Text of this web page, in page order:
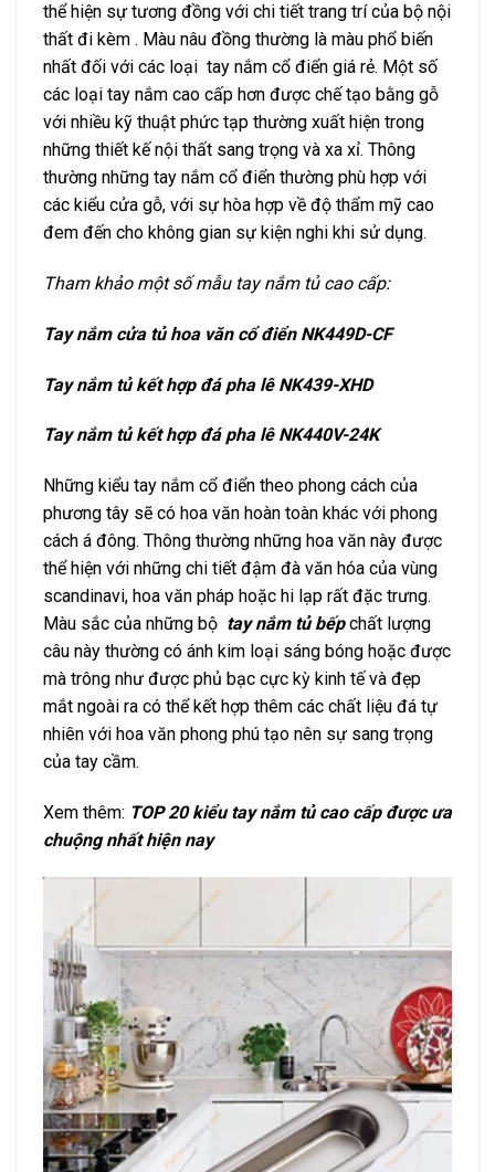
thể hiện sự tương đồng với chi tiết trang trí của bộ nội
thất đi kèm . Màu nâu đồng thường là màu phổ biến
nhất đối với các loại tay nắm cổ điển giá rẻ. Một số
các loại tay nắm cao cấp hơn được chế tạo bằng gỗ
với nhiều kỹ thuật phức tạp thường xuất hiện trong
những thiết kế nội thất sang trọng và xa xỉ. Thông
thường những tay nắm cổ điển thường phù hợp với
các kiểu cửa gỗ, với sự hòa hợp về độ thẩm mỹ cao
đem đến cho không gian sự kiện nghi khi sử dụng.
Tham khảo một số mẫu tay nắm tủ cao cấp:
Tay nắm cửa tủ hoa văn cổ điển NK449D-CF
Tay nắm tủ kết hợp đá pha lê NK439-XHD
Tay nắm tủ kết hợp đá pha lê NK440V-24K
Những kiểu tay nắm cổ điển theo phong cách của
phương tây sẽ có hoa văn hoàn toàn khác với phong
cách á đông. Thông thường những hoa văn này được
thể hiện với những chi tiết đậm đà văn hóa của vùng
scandinavi, hoa văn pháp hoặc hi lạp rất đặc trưng.
Màu sắc của những bộ tay nắm tủ bếpchất lượng
câu này thường có ánh kim loại sáng bóng hoặc được
mà trông như được phủ bạc cực kỳ kinh tế và đẹp
mắt ngoài ra có thể kết hợp thêm các chất liệu đá tự
nhiên với hoa văn phong phú tạo nên sự sang trọng
của tay cầm.
Xem thêm: TOP 20 kiểu tay nắm tủ cao cấp được ưa
chuộng nhất hiện nay